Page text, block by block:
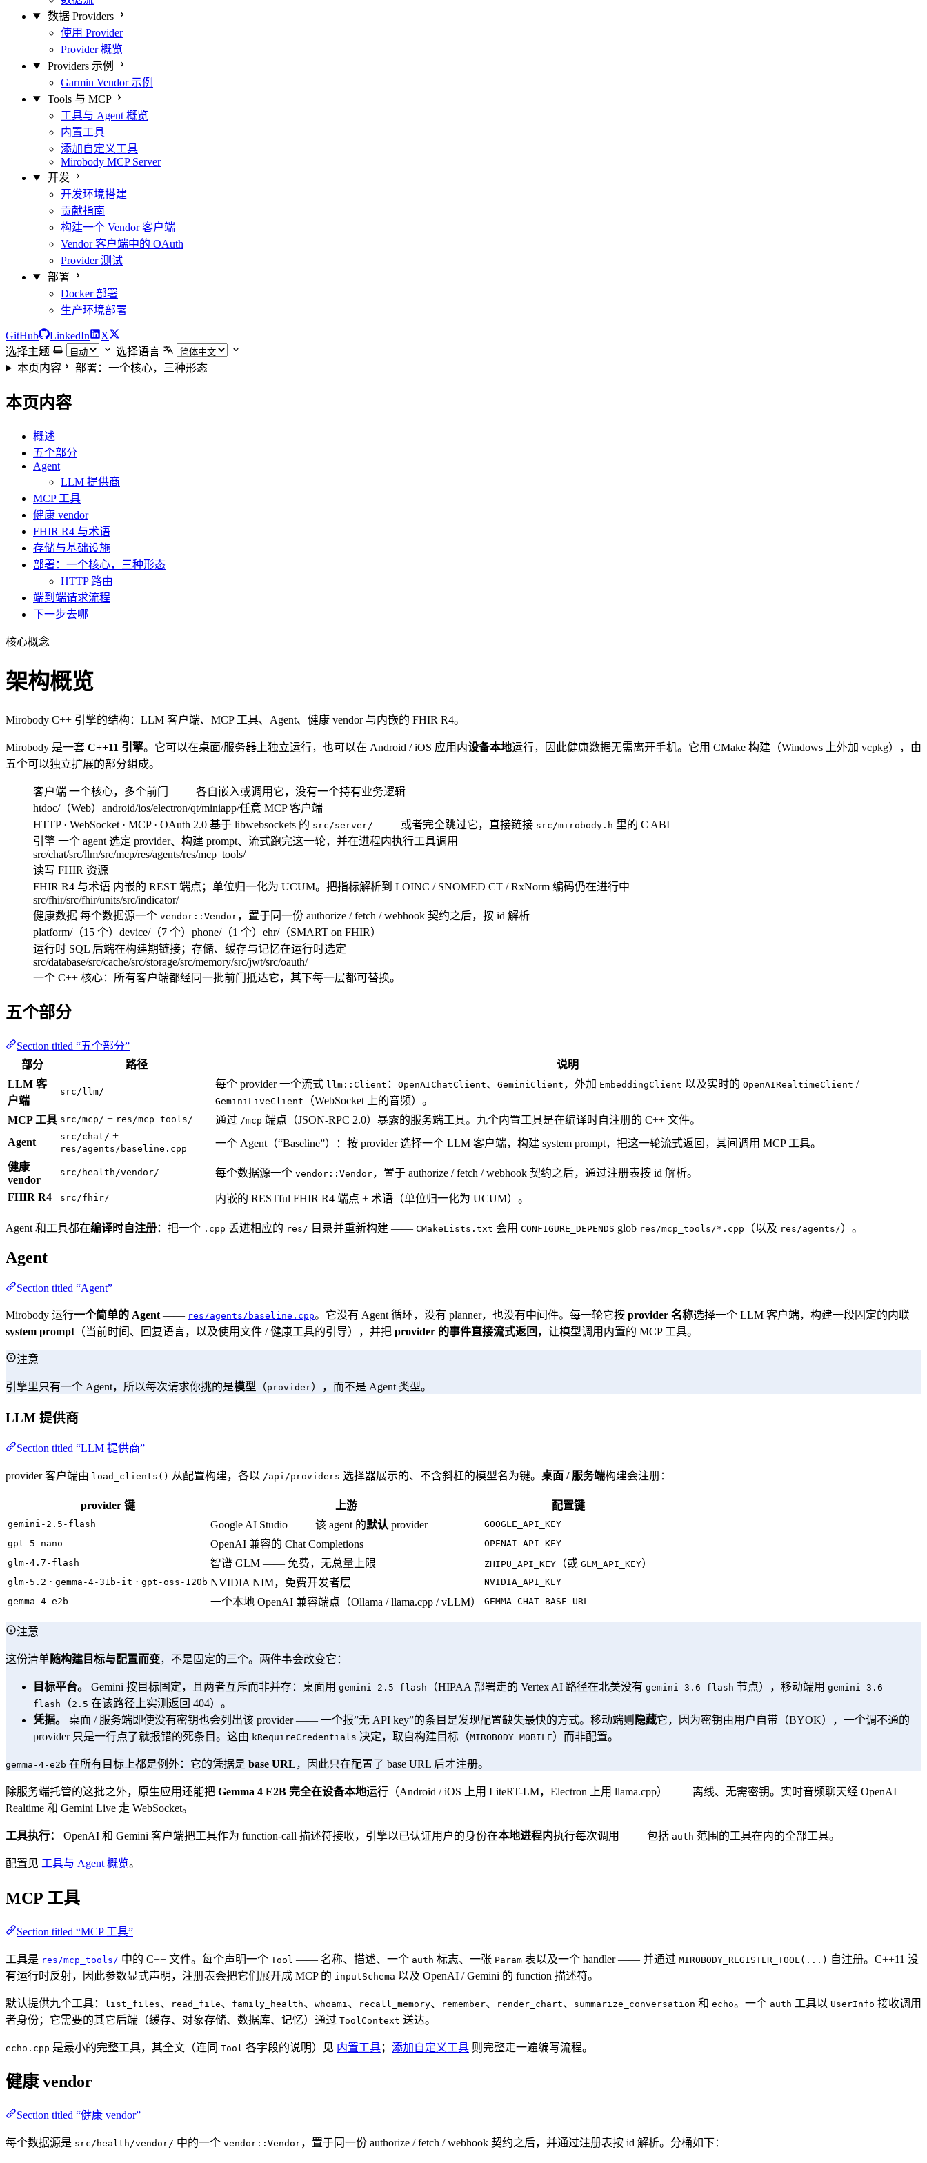
数据 Providers
使用 Provider
Provider 概览
Providers 示例
Garmin Vendor 示例
Tools 与 MCP
工具与 Agent 概览
内置工具
添加自定义工具
Mirobody MCP Server
开发
开发环境搭建
贡献指南
构建一个 Vendor 客户端
Vendor 客户端中的 OAuth
Provider 测试
部署
Docker 部署
生产环境部署
GitHub LinkedIn
X
选择主题
选择语言
本页内容
部署：一个核心，三种形态
本页内容
概述
五个部分
Agent
LLM 提供商
MCP 工具
健康 vendor
FHIR R4 与术语
存储与基础设施
部署：一个核心，三种形态
HTTP 路由
端到端请求流程
下一步去哪
核心概念
架构概览
Mirobody C++ 引擎的结构：LLM 客户端、MCP 工具、Agent、健康 vendor 与内嵌的 FHIR R4。
Mirobody 是一套 C++11 引擎。它可以在桌面/服务器上独立运行，也可以在 Android / iOS 应用内设备本地运行，因此健康数据无需离开手机。它用 CMake 构建（Windows 上外加 vcpkg），由
五个可以独立扩展的部分组成。
客户端 一个核心，多个前门 —— 各自嵌入或调用它，没有一个持有业务逻辑
htdoc/（Web） android/ios/electron/qt/miniapp/任意 MCP 客户端
HTTP · WebSocket · MCP · OAuth 2.0 基于 libwebsockets 的 src/server/ —— 或者完全跳过它，直接链接 src/mirobody.h 里的 C ABI
引擎 一个 agent 选定 provider、构建 prompt、流式跑完这一轮，并在进程内执行工具调用
src/chat/src/llm/src/mcp/res/agents/res/mcp_tools/
读写 FHIR 资源
FHIR R4 与术语 内嵌的 REST 端点；单位归一化为 UCUM。把指标解析到 LOINC / SNOMED CT / RxNorm 编码仍在进行中
src/fhir/src/fhir/units/src/indicator/
健康数据 每个数据源一个 vendor::Vendor，置于同一份 authorize / fetch / webhook 契约之后，按 id 解析
platform/（15 个） device/（7 个） phone/（1 个） ehr/（SMART on FHIR）
运行时 SQL 后端在构建期链接；存储、缓存与记忆在运行时选定
src/database/src/cache/src/storage/src/memory/src/jwt/src/oauth/
一个 C++ 核心：所有客户端都经同一批前门抵达它，其下每一层都可替换。
五个部分
Section titled “五个部分”
部分
路径
说明
LLM 客
户端
src/llm/
每个 provider 一个流式 llm::Client ： OpenAIChatClient、 GeminiClient ，外加 EmbeddingClient 以及实时的 OpenAIRealtimeClient /
GeminiLiveClient
（WebSocket 上的音频）。
MCP 工具 src/mcp/ + res/mcp_tools/ 通过 /mcp 端点（JSON-RPC 2.0）暴露的服务端工具。九个内置工具是在编译时自注册的 C++ 文件。
Agent
src/chat/ +
res/agents/baseline.cpp
一个 Agent（“Baseline”）：按 provider 选择一个 LLM 客户端，构建 system prompt，把这一轮流式返回，其间调用 MCP 工具。
健康
vendor
src/health/vendor/ 每个数据源一个 vendor::Vendor，置于 authorize / fetch / webhook 契约之后，通过注册表按 id 解析。
FHIR R4 src/fhir/ 内嵌的 RESTful FHIR R4 端点 + 术语（单位归一化为 UCUM）。
Agent 和工具都在编译时自注册：把一个 .cpp 丢进相应的 res/ 目录并重新构建 —— CMakeLists.txt 会用 CONFIGURE_DEPENDS glob res/mcp_tools/*.cpp （以及 res/agents/）。
Agent
Section titled “Agent”
Mirobody 运行一个简单的 Agent —— res/agents/baseline.cpp。它没有 Agent 循环，没有 planner，也没有中间件。每一轮它按 provider 名称选择一个 LLM 客户端，构建一段固定的内联
system prompt （当前时间、回复语言，以及使用文件 / 健康工具的引导），并把 provider 的事件直接流式返回 ，让模型调用内置的 MCP 工具。
注意
引擎里只有一个 Agent，所以每次请求你挑的是模型 （provider），而不是 Agent 类型。
LLM 提供商
Section titled “LLM 提供商”
provider 客户端由 load_clients() 从配置构建，各以 /api/providers 选择器展示的、不含斜杠的模型名为键。 桌面 / 服务端构建会注册：
provider 键 上游 配置键
gemini-2.5-flash Google AI Studio —— 该 agent 的默认 provider
GOOGLE_API_KEY
gpt-5-nano
OpenAI 兼容的 Chat Completions
OPENAI_API_KEY
glm-4.7-flash
智谱 GLM —— 免费，无总量上限 ZHIPU_API_KEY （或 GLM_API_KEY）
glm-5.2 · gemma-4-31b-it · gpt-oss-120b NVIDIA NIM，免费开发者层
NVIDIA_API_KEY
gemma-4-e2b
一个本地 OpenAI 兼容端点（Ollama / llama.cpp / vLLM） GEMMA_CHAT_BASE_URL
注意
这份清单随构建目标与配置而变，不是固定的三个。两件事会改变它：
目标平台。 Gemini 按目标固定，且两者互斥而非并存：桌面用 gemini-2.5-flash （HIPAA 部署走的 Vertex AI 路径在北美没有 gemini-3.6-flash 节点），移动端用 gemini-3.6-
flash
（2.5 在该路径上实测返回 404）。
凭据。
桌面 / 服务端即使没有密钥也会列出该 provider —— 一个报”无 API key”的条目是发现配置缺失最快的方式。移动端则 隐藏它，因为密钥由用户自带（BYOK），一个调不通的
provider 只是一行点了就报错的死条目。这由 kRequireCredentials 决定，取自构建目标（MIROBODY_MOBILE）而非配置。
gemma-4-e2b 在所有目标上都是例外：它的凭据是 base URL，因此只在配置了 base URL 后才注册。
除服务端托管的这批之外，原生应用还能把 Gemma 4 E2B 完全在设备本地运行（Android / iOS 上用 LiteRT-LM，Electron 上用 llama.cpp）—— 离线、无需密钥。实时音频聊天经 OpenAI
Realtime 和 Gemini Live 走 WebSocket。
工具执行： OpenAI 和 Gemini 客户端把工具作为 function-call 描述符接收，引擎以已认证用户的身份在本地进程内执行每次调用 —— 包括 auth 范围的工具在内的全部工具。
配置见 工具与 Agent 概览。
MCP 工具
Section titled “MCP 工具”
工具是 res/mcp_tools/ 中的 C++ 文件。每个声明一个 Tool —— 名称、描述、一个 auth 标志、一张 Param 表以及一个 handler —— 并通过 MIROBODY_REGISTER_TOOL(...) 自注册。C++11 没
有运行时反射，因此参数显式声明，注册表会把它们展开成 MCP 的 inputSchema 以及 OpenAI / Gemini 的 function 描述符。
默认提供九个工具： list_files、 read_file、 family_health、 whoami 、 recall_memory、 remember、 render_chart、 summarize_conversation 和 echo。一个 auth 工具以 UserInfo 接收调用
者身份；它需要的其它后端（缓存、对象存储、数据库、记忆）通过 ToolContext 送达。
echo.cpp 是最小的完整工具，其全文（连同 Tool 各字段的说明）见 内置工具； 添加自定义工具 则完整走一遍编写流程。
健康 vendor
Section titled “健康 vendor”
每个数据源是 src/health/vendor/ 中的一个 vendor::Vendor，置于同一份 authorize / fetch / webhook 契约之后，并通过注册表按 id 解析。分桶如下：